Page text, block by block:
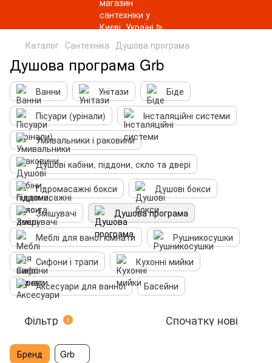
Каталог Сантехніка Душова програма
Душова програма Grb
Ванни Унітази
Біде
Пісуари (урінали)
Інсталяційні системи
Умивальники і раковини
Душові кабіни, піддони, скло та двері
Гідромасажні бокси
Душові бокси
Змішувачі
Душова програма
Меблі для ваної кімнати
Рушникосушки
Сифони і трапи
Кухонні мийки
Аксесуари для ванної
Басейни
Фільтр 1 Спочатку нові
Бренд Grb